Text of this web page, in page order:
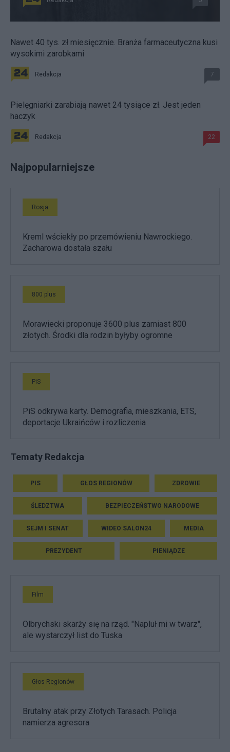
Nawet 40 tys. zł miesięcznie. Branża farmaceutyczna kusi
wysokimi zarobkami
Redakcja 7
Pielęgniarki zarabiają nawet 24 tysiące zł. Jest jeden
haczyk
Redakcja 22
Najpopularniejsze
Rosja
Kreml wściekły po przemówieniu Nawrockiego.
Zacharowa dostała szału
800 plus
Morawiecki proponuje 3600 plus zamiast 800
złotych. Środki dla rodzin byłyby ogromne
PiS
PiS odkrywa karty. Demografia, mieszkania, ETS,
deportacje Ukraińców i rozliczenia
Tematy Redakcja
PIS GŁOS REGIONÓW ZDROWIE
ŚLEDZTWA BEZPIECZEŃSTWO NARODOWE
SEJM I SENAT WIDEO SALON24 MEDIA
PREZYDENT PIENIĄDZE
Film
Olbrychski skarży się na rząd. "Napluł mi w twarz",
ale wystarczył list do Tuska
Głos Regionów
Brutalny atak przy Złotych Tarasach. Policja
namierza agresora